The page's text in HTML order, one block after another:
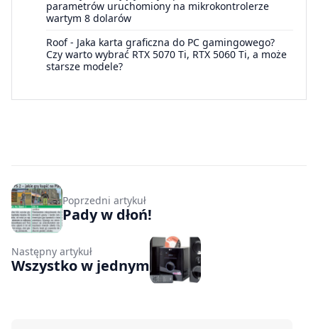
parametrów uruchomiony na mikrokontrolerze
wartym 8 dolarów
Roof- Jaka karta graficzna do PC gamingowego?
Czy warto wybrać RTX 5070 Ti, RTX 5060 Ti, a może
starsze modele?
Poprzedni artykuł
Pady w dłoń!
Następny artykuł
Wszystko w jednym